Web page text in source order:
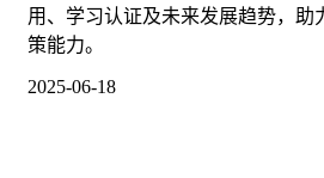
用、学习认证及未来发展趋势，助
策能力。
2025-06-18